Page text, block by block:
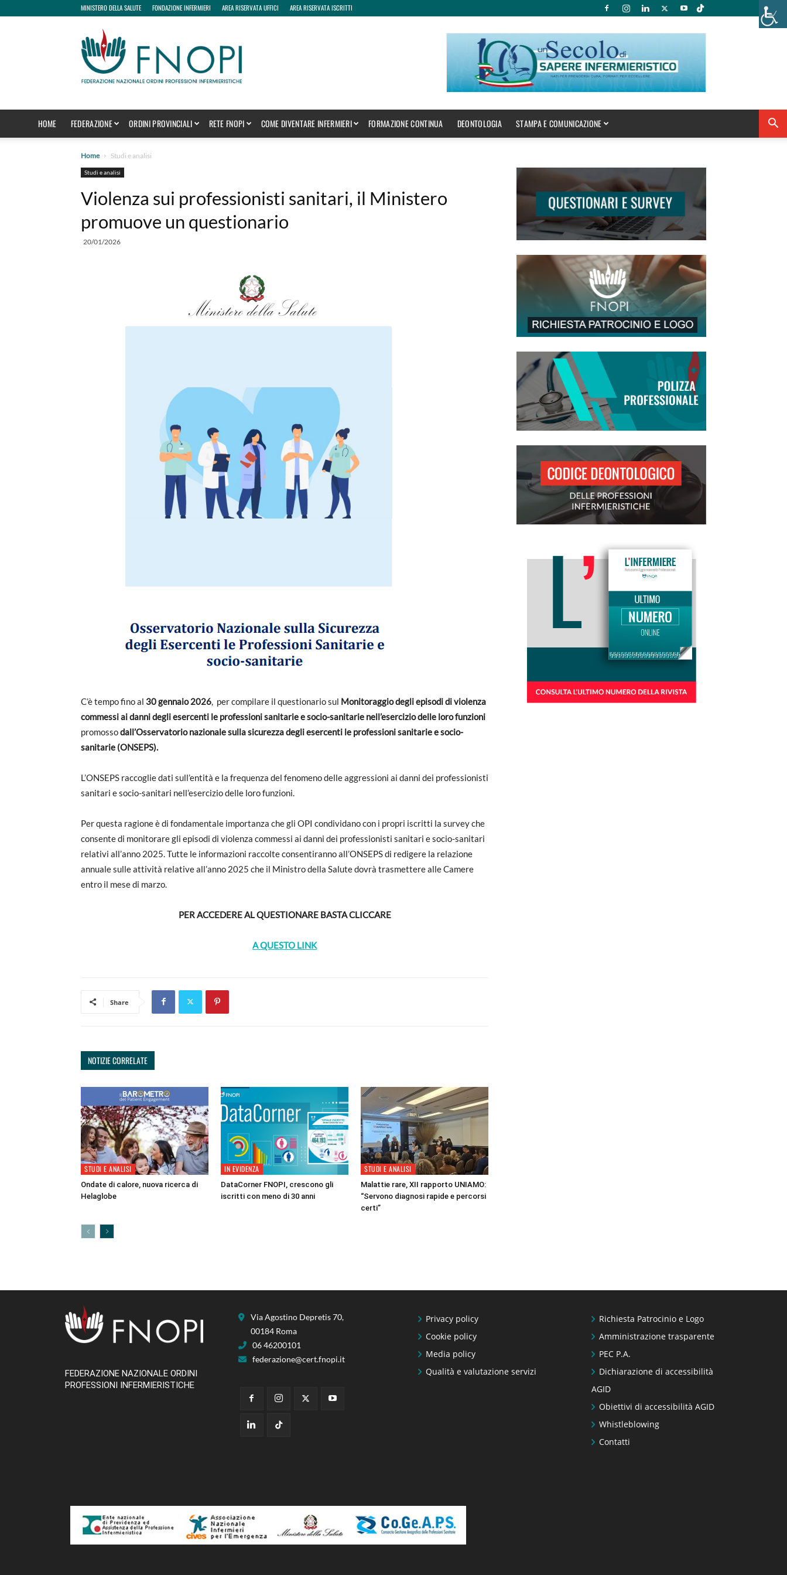
MINISTERO DELLA SALUTE FONDAZIONE INFERMIERI AREA RISERVATA UFFICI AREA RISERVATA ISCRITTI
HOME FEDERAZIONE ORDINI PROVINCIALI RETE FNOPI COME DIVENTARE INFERMIERI FORMAZIONE CONTINUA DEONTOLOGIA STAMPA E COMUNICAZIONE
Home Studi e analisi
Studi e analisi
Violenza sui professionisti sanitari, il Ministero
promuove un questionario
20/01/2026
C’è tempo fino al 30 gennaio 2026 , per compilare il questionario sul Monitoraggio degli episodi di violenza
commessi ai danni degli esercenti le professioni sanitarie e socio-sanitarie nell’esercizio delle loro funzioni
promossodall’Osservatorio nazionale sulla sicurezza degli esercenti le professioni sanitarie e socio-
sanitarie (ONSEPS).
L’ONSEPS raccoglie dati sull’entità e la frequenza del fenomeno delle aggressioni ai danni dei professionisti
sanitari e socio-sanitari nell’esercizio delle loro funzioni.
Per questa ragione è di fondamentale importanza che gli OPI condividano con i propri iscritti la survey che
consente di monitorare gli episodi di violenza commessi ai danni dei professionisti sanitari e socio-sanitari
relativi all’anno 2025. Tutte le informazioni raccolte consentiranno all’ONSEPS di redigere la relazione
annuale sulle attività relative all’anno 2025 che il Ministro della Salute dovrà trasmettere alle Camere
entro il mese di marzo.
PER ACCEDERE AL QUESTIONARE BASTA CLICCARE
A QUESTO LINK
Share
NOTIZIE CORRELATE
STUDI E ANALISI
Ondate di calore, nuova ricerca di
Helaglobe
IN EVIDENZA
DataCorner FNOPI, crescono gli
iscritti con meno di 30 anni
STUDI E ANALISI
Malattie rare, XII rapporto UNIAMO:
“Servono diagnosi rapide e percorsi
certi”
FEDERAZIONE NAZIONALE ORDINI
PROFESSIONI INFERMIERISTICHE
Via Agostino Depretis 70,
00184 Roma
06 46200101
federazione@cert.fnopi.it
Privacy policy
Cookie policy
Media policy
Qualità e valutazione servizi
Richiesta Patrocinio e Logo
Amministrazione trasparente
PEC P.A.
Dichiarazione di accessibilità
AGID
Obiettivi di accessibilità AGID
Whistleblowing
Contatti